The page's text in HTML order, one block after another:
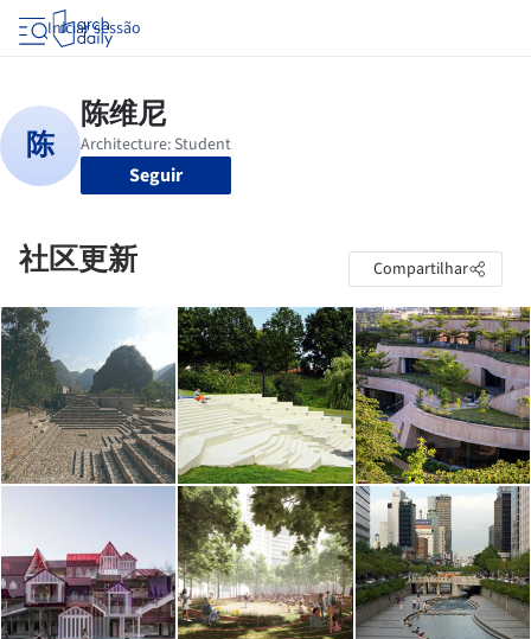
Iniciar sessão
Seguir
社区更新 Compartilhar